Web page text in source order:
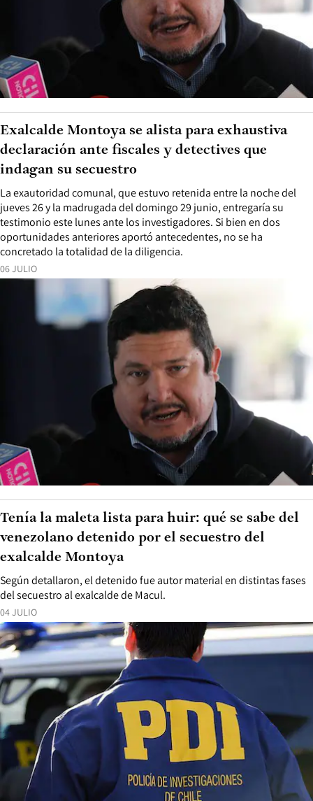
06 JULIO
La exautoridad comunal, que estuvo retenida entre la noche del
jueves 26 y la madrugada del domingo 29 junio, entregaría su
testimonio este lunes ante los investigadores. Si bien en dos
oportunidades anteriores aportó antecedentes, no se ha
concretado la totalidad de la diligencia.
Exalcalde Montoya se alista para exhaustiva
declaración ante fiscales y detectives que
indagan su secuestro
04 JULIO
Según detallaron, el detenido fue autor material en distintas fases
del secuestro al exalcalde de Macul.
Tenía la maleta lista para huir: qué se sabe del
venezolano detenido por el secuestro del
exalcalde Montoya